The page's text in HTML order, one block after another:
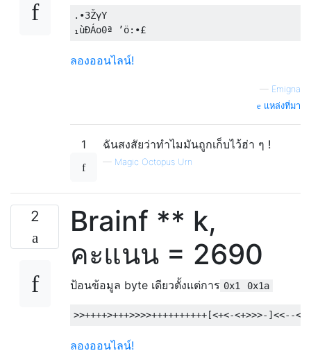
.•3ŽγY
ลองออนไลน์!
— Emigna
แหล่งที่มา
1 ฉันสงสัยว่าทำไมมันถูกเก็บไว้ฮ่า ๆ !
— Magic Octopus Urn
2
Brainf ** k,
คะแนน = 2690
ป้อนข้อมูล byte เดียวตั้งแต่การ 0x1 0x1a
ลองออนไลน์!